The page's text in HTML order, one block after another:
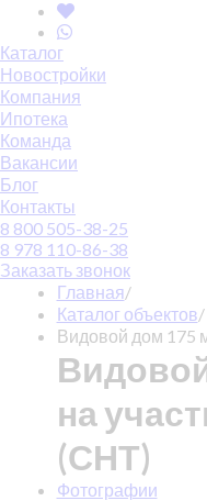
Каталог
Новостройки
Компания
Ипотека
Команда
Вакансии
Блог
Контакты
8 800 505-38-25
8 978 110-86-38
Заказать звонок
Главная/
Каталог объектов/
Видовой дом 175
на
(СНТ)
Фотографии